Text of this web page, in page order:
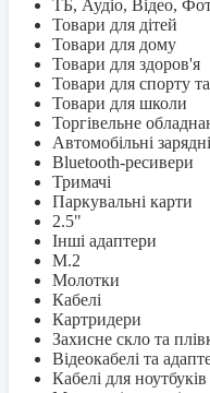
ТБ, Аудіо, Відео,
Товари для дітей
Товари для дому
Товари для здоров'я
Товари для спорту
Товари для школи
Торгівельне
Автомобільні
Bluetooth-ресивери
Тримачі
Паркувальні карти
2.5"
Інші адаптери
M.2
Молотки
Кабелі
Картридери
Захисне скло та
Відеокабелі та
Кабелі для